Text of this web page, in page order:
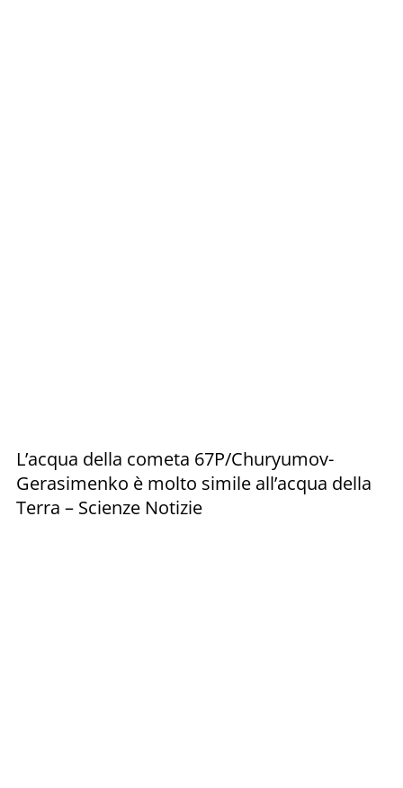
L’acqua della cometa 67P/Churyumov-
Gerasimenko è molto simile all’acqua della
Terra – Scienze Notizie